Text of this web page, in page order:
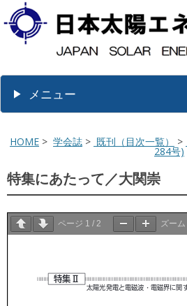
メニュー
HOME > 学会誌 > 既刊（目次一覧） >
284号)
特集にあたって／大関崇
ページ 1 / 2 ズーム